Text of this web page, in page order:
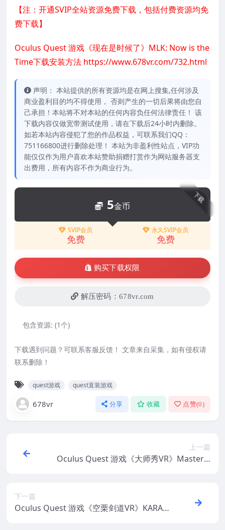
【注：开通SVIP全站资源免费下载，包括付费资源均免
费下载】
Oculus Quest 游戏《现在是时候了》MLK: Now is the
Time下载安装方法 https://www.678vr.com/732.html
声明： 本站提供的所有资源均是在网上搜集,任何涉及
商业盈利目的均不得使用， 否则产生的一切后果将由您自
己承担！本站将不对本站的任何内容负任何法律责任！ 该
下载内容仅做宽带测试使用，请在下载后24小时内删除。
如若本站内容侵犯了您的作品权益，可联系我们QQ：
751166800进行删除处理！ 本站为非盈利性站点，VIP功
能仅仅作为用户喜欢本站赞助捐赠打赏作为网站服务器支
出费用，所有内容不作为商业行为。
下载
5金币
SVIP会员
免费
永久SVIP会员
免费
购买下载权限
解压密码：678vr.com
包含资源: (1个)
下载遇到问题？可联系客服反馈！ 文章来自采集，如有侵权请
联系删除！
quest游戏 quest直装游戏
678vr 分享 收藏 点赞(0)
上一篇
Oculus Quest 游戏《大师秀VR》Master S
下一篇
Oculus Quest 游戏《空栗剑道VR》KARAK